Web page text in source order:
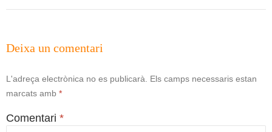
Deixa un comentari
L'adreça electrònica no es publicarà. Els camps necessaris estan
marcats amb *
Comentari *